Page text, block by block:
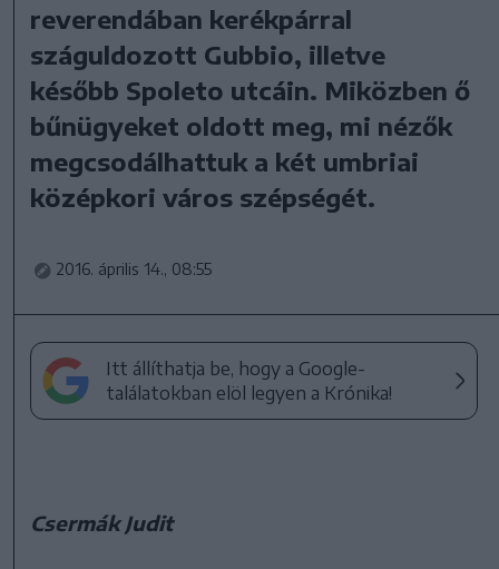
reverendában kerékpárral
száguldozott Gubbio, illetve
később Spoleto utcáin. Miközben ő
bűnügyeket oldott meg, mi nézők
megcsodálhattuk a két umbriai
középkori város szépségét.
2016. április 14., 08:55
Itt állíthatja be, hogy a Google-
találatokban elöl legyen a Krónika!
Csermák Judit